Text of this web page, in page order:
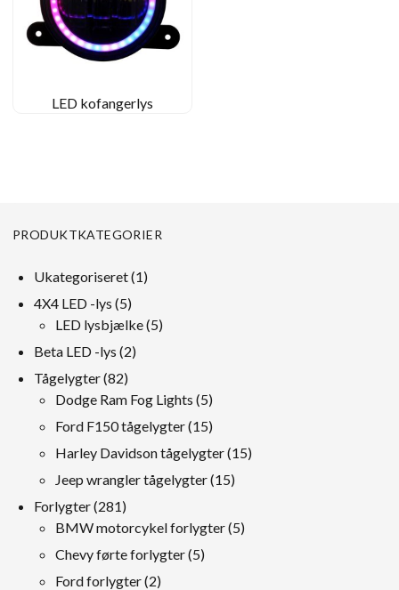
LED kofangerlys
PRODUKTKATEGORIER
Ukategoriseret 11
4X4 LED -lys 55
produkter
LED lysbjælke 55
Beta LED -lys 22
Tågelygter 8282
produkter
Dodge Ram Fog Lights 55
produkter
Ford F150 tågelygter 1515
produkter
Harley Davidson tågelygter 1515
Jeep wrangler tågelygter 1515
Forlygter 281281
produkter
BMW motorcykel forlygter 55
Chevy førte forlygter 55
Ford forlygter 22